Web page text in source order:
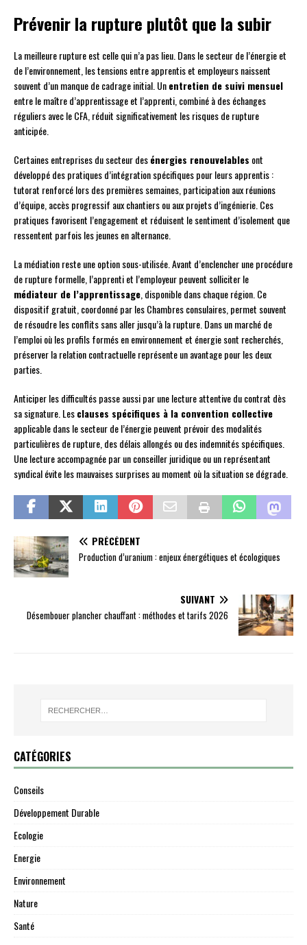
Prévenir la rupture plutôt que la subir
La meilleure rupture est celle qui n’a pas lieu. Dans le secteur de l’énergie et
de l’environnement, les tensions entre apprentis et employeurs naissent
souvent d’un manque de cadrage initial. Unentretien de suivi mensuel
entre le maître d’apprentissage et l’apprenti, combiné à des échanges
réguliers avec le CFA, réduit significativement les risques de rupture
anticipée.
Certaines entreprises du secteur desénergies renouvelables ont
développé des pratiques d’intégration spécifiques pour leurs apprentis :
tutorat renforcé lors des premières semaines, participation aux réunions
d’équipe, accès progressif aux chantiers ou aux projets d’ingénierie. Ces
pratiques favorisent l’engagement et réduisent le sentiment d’isolement que
ressentent parfois les jeunes en alternance.
La médiation reste une option sous-utilisée. Avant d’enclencher une procédure
de rupture formelle, l’apprenti et l’employeur peuvent solliciter le
médiateur de l’apprentissage, disponible dans chaque région. Ce
dispositif gratuit, coordonné par les Chambres consulaires, permet souvent
de résoudre les conflits sans aller jusqu’à la rupture. Dans un marché de
l’emploi où les profils formés en environnement et énergie sont recherchés,
préserver la relation contractuelle représente un avantage pour les deux
parties.
Anticiper les difficultés passe aussi par une lecture attentive du contrat dès
sa signature. Lesclauses spécifiques à la convention collective
applicable dans le secteur de l’énergie peuvent prévoir des modalités
particulières de rupture, des délais allongés ou des indemnités spécifiques.
Une lecture accompagnée par un conseiller juridique ou un représentant
syndical évite les mauvaises surprises au moment où la situation se dégrade.
PRÉCÉDENT
Production d’uranium : enjeux énergétiques et écologiques
SUIVANT
Désembouer plancher chauffant : méthodes et tarifs 2026
CATÉGORIES
Conseils
Développement Durable
Ecologie
Energie
Environnement
Nature
Santé